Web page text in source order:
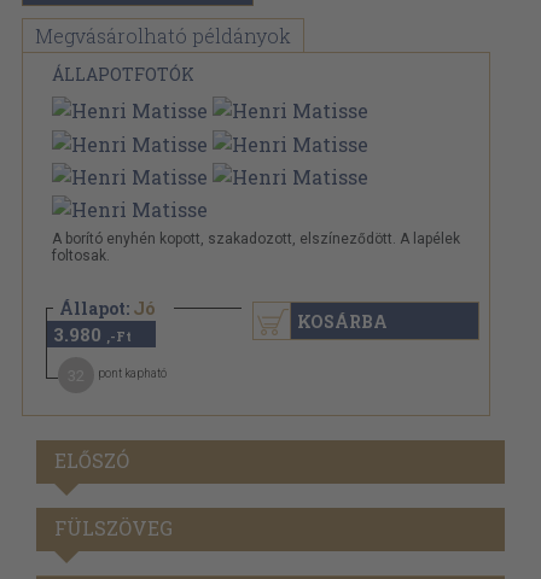
Megvásárolható példányok
ÁLLAPOTFOTÓK
A borító enyhén kopott, szakadozott, elszíneződött. A lapélek
foltosak.
Állapot: Jó
3.980 ,-Ft
pont kapható
KOSÁRBA
ELŐSZÓ
FÜLSZÖVEG